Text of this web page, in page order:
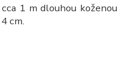
1 m dlouhou koženou
cm.